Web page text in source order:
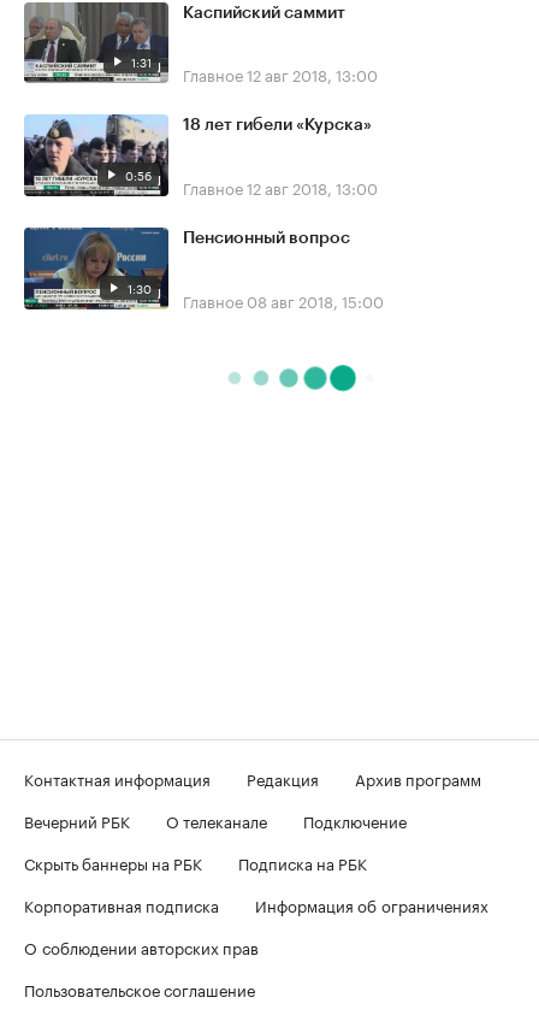
1:31
Каспийский саммит
Главное12 авг 2018, 13:00
0:56
18 лет гибели «Курска»
Главное12 авг 2018, 13:00
1:30
Пенсионный вопрос
Главное 08 авг 2018, 15:00
Контактная информация Редакция
Архив программ
Вечерний РБК
О телеканале
Подключение
Скрыть баннеры на РБК
Подписка на РБК
Корпоративная подписка
Информация об ограничениях
О соблюдении авторских прав
Пользовательское соглашение